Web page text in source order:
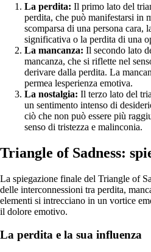
La perdita: Il primo lato del
perdita, che può manifestarsi in
scomparsa di una persona cara,
significativa o la perdita di una
La mancanza: Il secondo lato
mancanza, che si riflette nel
derivare dalla perdita. La
permea lesperienza emotiva.
La nostalgia: Il terzo lato del
un sentimento intenso di
ciò che non può essere più
senso di tristezza e malinconia.
Triangle of Sadness:
La spiegazione finale del Triangle of
delle interconnessioni tra perdita,
elementi si intrecciano in un vortice
il dolore emotivo.
La perdita e la sua influenza